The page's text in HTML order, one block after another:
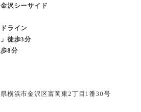
沢シーサイド
ライン
歩3分
8分
浜市金沢区富岡東2丁目1番30号